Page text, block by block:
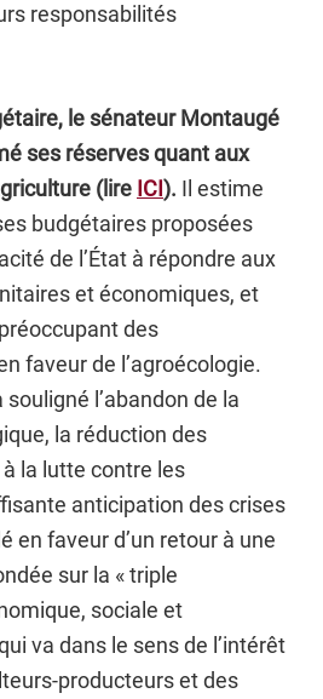
responsabilités
le sénateur Montaugé
ses réserves quant aux
(lire ICI). Il estime
budgétaires proposées
de l’État à répondre aux
et économiques, et
des
faveur de l’agroécologie.
l’abandon de la
la réduction des
la lutte contre les
anticipation des crises
en faveur d’un retour à une
sur la « triple
sociale et
va dans le sens de l’intérêt
producteurs et des